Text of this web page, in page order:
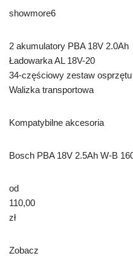
showmore6
2 akumulatory PBA 18V 2.0Ah
Ładowarka AL 18V-20
34-częściowy zestaw
Walizka transportowa
Kompatybilne akcesoria
Bosch PBA 18V 2.5Ah W-B
od
110,00
zł
Zobacz